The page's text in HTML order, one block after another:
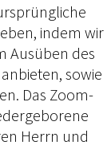
indem wir
Ausüben des
sowie
Das Zoom-
Herrn und